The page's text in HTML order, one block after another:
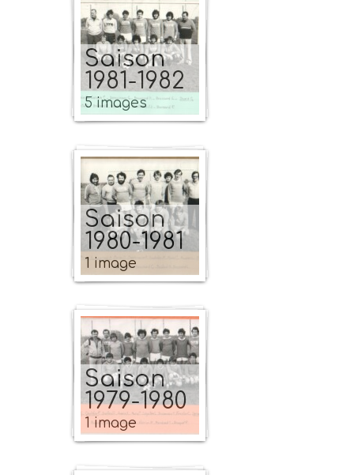
Saison
1981-1982
5 images
Saison
1980-1981
1 image
Saison
1979-1980
1 image